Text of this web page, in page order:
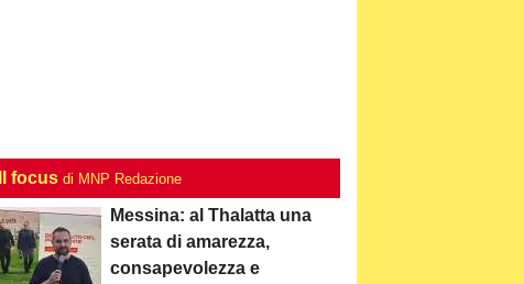
Il focus di MNP Redazione
Messina: al Thalatta una
serata di amarezza,
consapevolezza e